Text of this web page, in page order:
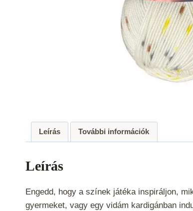
Leírás További információk
Leírás
Engedd, hogy a színek játéka inspiráljon,
gyermeket, vagy egy vidám kardigánban